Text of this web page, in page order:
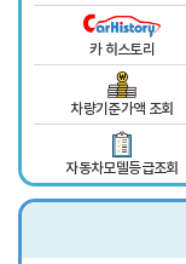
카 히스토리
차량기준가액 조회
자동차모델등급조회